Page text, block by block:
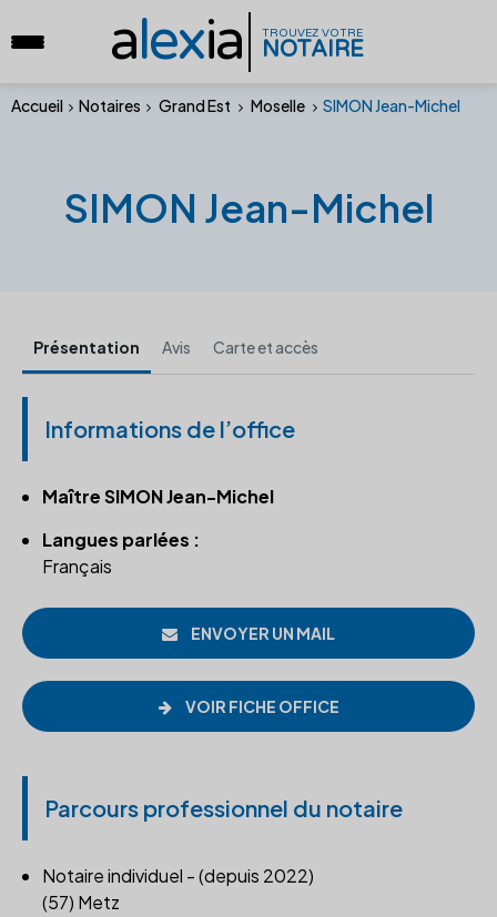
alexia TROUVEZ VOTRE
NOTAIRE
Accueil Notaires Grand Est Moselle SIMON Jean-Michel
SIMON Jean-Michel
Présentation Avis Carte et accès
Informations de l’office
Maître SIMON Jean-Michel
Langues parlées :
Français
ENVOYER UN MAIL
VOIR FICHE OFFICE
Parcours professionnel du notaire
Notaire individuel - (depuis 2022)
(57) Metz